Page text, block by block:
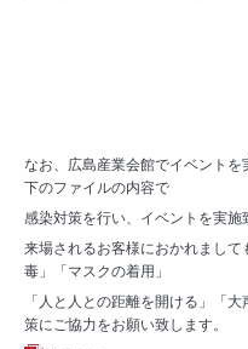
なお、広島産業会館でイベント
下のファイルの内容で
感染対策を行い、イベントを実施
来場されるお客様におかれまし
毒」「マスクの着用」
「人と人との距離を開ける」「
策にご協力をお願い致します。